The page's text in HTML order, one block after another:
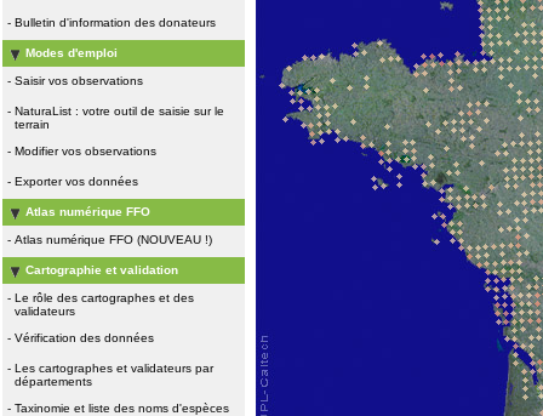
- Bulletin d'information des donateurs
Modes d'emploi
- Saisir vos observations
- NaturaList : votre outil de saisie sur le
terrain
- Modifier vos observations
- Exporter vos données
Atlas numérique FFO
- Atlas numérique FFO (NOUVEAU !)
Cartographie et validation
- Le rôle des cartographes et des
validateurs
- Vérification des données
- Les cartographes et validateurs par
départements
- Taxinomie et liste des noms d'espèces